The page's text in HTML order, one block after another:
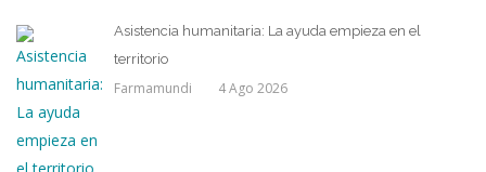
Asistencia humanitaria: La ayuda empieza en el
territorio
Farmamundi 4 Ago 2026